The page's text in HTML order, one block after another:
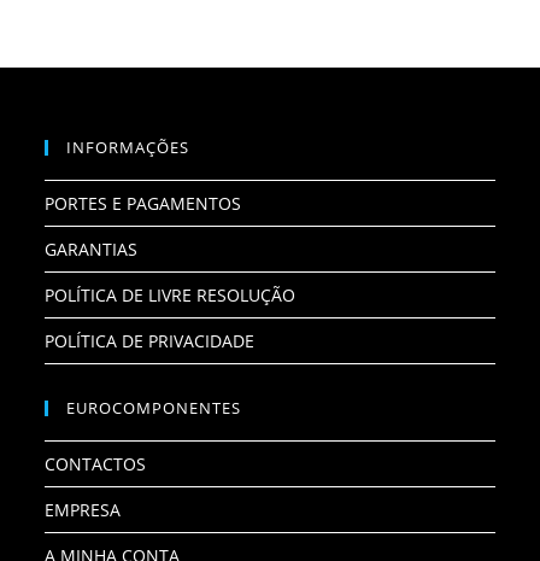
INFORMAÇÕES
PORTES E PAGAMENTOS
GARANTIAS
POLÍTICA DE LIVRE RESOLUÇÃO
POLÍTICA DE PRIVACIDADE
EUROCOMPONENTES
CONTACTOS
EMPRESA
A MINHA CONTA